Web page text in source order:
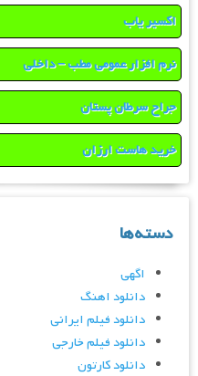
اکسیر یاب
نرم افزار عمومی مطب – داخلی
جراح سرطان پستان
خرید هاست ارزان
دسته‌ها
اگهی
دانلود اهنگ
دانلود فیلم ایرانی
دانلود فیلم خارجی
دانلود کارتون